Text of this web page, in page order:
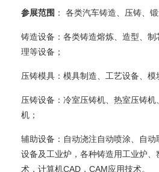
参展范围 ： 各类汽车铸造、压铸、
铸造设备：各类铸造熔炼、造型、
理等设备；
压铸模具：模具制造、工艺设备、模
压铸设备：冷室压铸机、热室压铸
机；
辅助设备：自动浇注自动喷涂、自
设备及工业炉，各种铸造用工业炉
术，计算机CAD，CAM应用技术。